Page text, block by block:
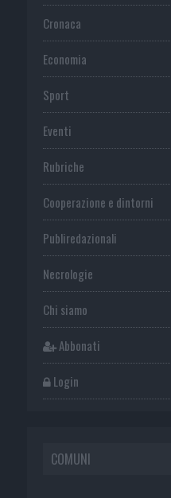
Cronaca
Economia
Sport
Eventi
Rubriche
Cooperazione e dintorni
Publiredazionali
Necrologie
Chi siamo
Abbonati
Login
COMUNI